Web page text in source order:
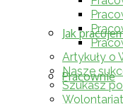
Jak
Pracownie
Artykuły o
Nasze
Szukasz
Wolontariat